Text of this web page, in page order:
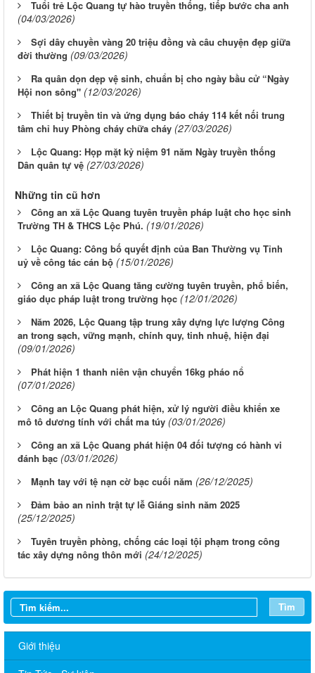
Tuổi trẻ Lộc Quang tự hào truyền thống, tiếp bước cha anh
(04/03/2026)
Sợi dây chuyền vàng 20 triệu đồng và câu chuyện đẹp giữa
đời thường (09/03/2026)
Ra quân dọn dẹp vệ sinh, chuẩn bị cho ngày bầu cử “Ngày
Hội non sông" (12/03/2026)
Thiết bị truyền tin và ứng dụng báo cháy 114 kết nối trung
tâm chỉ huy Phòng cháy chữa cháy (27/03/2026)
Lộc Quang: Họp mặt kỷ niệm 91 năm Ngày truyền thống
Dân quân tự vệ (27/03/2026)
Những tin cũ hơn
Công an xã Lộc Quang tuyên truyền pháp luật cho học sinh
Trường TH & THCS Lộc Phú. (19/01/2026)
Lộc Quang: Công bố quyết định của Ban Thường vụ Tỉnh
uỷ về công tác cán bộ (15/01/2026)
Công an xã Lộc Quang tăng cường tuyên truyền, phổ biến,
giáo dục pháp luật trong trường học (12/01/2026)
Năm 2026, Lộc Quang tập trung xây dựng lực lượng Công
an trong sạch, vững mạnh, chính quy, tinh nhuệ, hiện đại
(09/01/2026)
Phát hiện 1 thanh niên vận chuyển 16kg pháo nổ
(07/01/2026)
Công an Lộc Quang phát hiện, xử lý người điều khiển xe
mô tô dương tính với chất ma túy (03/01/2026)
Công an xã Lộc Quang phát hiện 04 đối tượng có hành vi
đánh bạc (03/01/2026)
Mạnh tay với tệ nạn cờ bạc cuối năm (26/12/2025)
Đảm bảo an ninh trật tự lễ Giáng sinh năm 2025
(25/12/2025)
Tuyên truyền phòng, chống các loại tội phạm trong công
tác xây dựng nông thôn mới (24/12/2025)
Tìm
Giới thiệu